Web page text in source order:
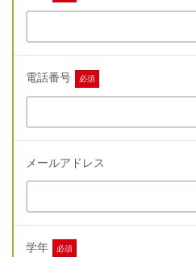
電話番号 必須
メールアドレス
学年 必須